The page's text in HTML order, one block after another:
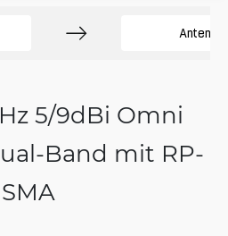
5/9dBi Omni
Band mit RP-
SMA